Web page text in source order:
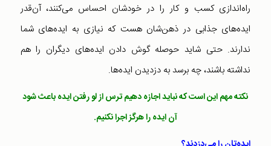
راه‌اندازی کسب و کار را در خودشان احساس می‌کنند، آن‌قدر
ایده‌های جذابی در ذهن‌شان هست که نیازی به ایده‌های شما
ندارند. حتی شاید حوصله گوش دادن ایده‌های دیگران را هم
نداشته باشند،‌ چه برسد به دزدیدن ایده‌ها.
نکته مهم این است که نباید اجازه دهیم ترس از لو رفتن ایده باعث شود
آن ایده را هرگز اجرا نکنیم.